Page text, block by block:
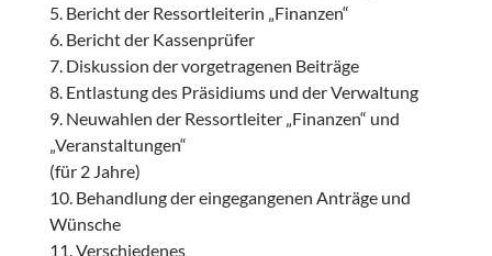
5. Bericht der Ressortleiterin „Finanzen“
6. Bericht der Kassenprüfer
7. Diskussion der vorgetragenen Beiträge
8. Entlastung des Präsidiums und der Verwaltung
9. Neuwahlen der Ressortleiter „Finanzen“ und
„Veranstaltungen“
(für 2 Jahre)
10. Behandlung der eingegangenen Anträge und
Wünsche
11. Verschiedenes